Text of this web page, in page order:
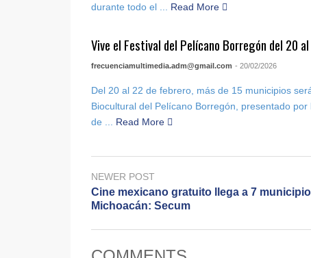
durante todo el ... Read More
Vive el Festival del Pelícano Borregón del 20
frecuenciamultimedia.adm@gmail.com - 20/02/2026
Del 20 al 22 de febrero, más de 15 municipios
Biocultural del Pelícano Borregón, presentado
de ...
Read More
NEWER POST
Cine mexicano gratuito llega a 7
Michoacán: Secum